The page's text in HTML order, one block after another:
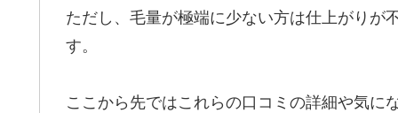
ただし、毛量が極端に少ない方は仕上がりが
す。
ここから先ではこれらの口コミの詳細や気